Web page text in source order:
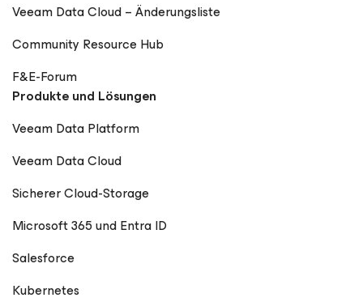
Veeam Data Cloud – Änderungsliste
Community Resource Hub
F&E-Forum
Produkte und Lösungen
Veeam Data Platform
Veeam Data Cloud
Sicherer Cloud-Storage
Microsoft 365 und Entra ID
Salesforce
Kubernetes